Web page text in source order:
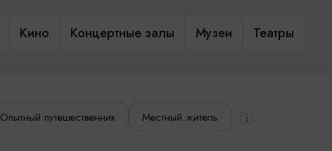
Кино Концертные залы Музеи Театры
Опытный путешественник Местный житель